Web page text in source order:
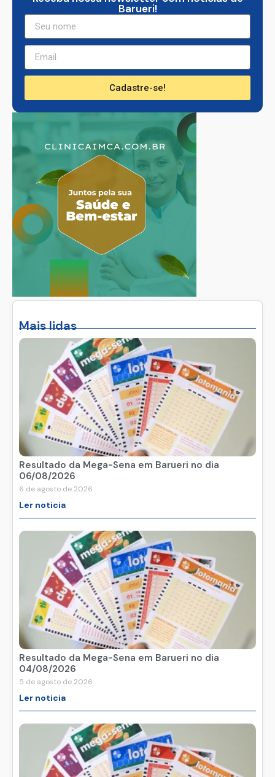
Mais lidas
Resultado da Mega-Sena em Barueri no dia
06/08/2026
6 de agosto de 2026
Ler noticia
Resultado da Mega-Sena em Barueri no dia
04/08/2026
5 de agosto de 2026
Ler noticia
Barueri!
Cadastre-se!